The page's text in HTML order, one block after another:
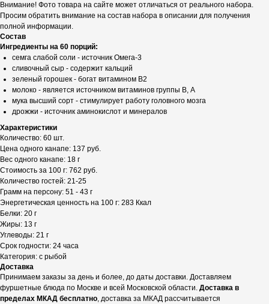
Внимание! Фото товара на сайте может отличаться от реального набора.
Просим обратить внимание на состав набора в описании для получения
полной информации.
Состав
Ингредиенты на 60 порций:
семга слабой соли - источник Омега-3
сливочный сыр - содержит кальций
зеленый горошек - богат витамином В2
молоко - является источником витаминов группы В, А
мука высший сорт - стимулирует работу головного мозга
дрожжи - источник аминокислот и минералов
Характеристики
Количество: 60 шт.
Цена одного канапе: 137 руб.
Вес одного канапе: 18 г
Стоимость за 100 г: 762 руб.
Количество гостей: 21-25
Грамм на персону: 51 - 43 г
Энергетическая ценность на 100 г: 283 Ккал
Белки: 20 г
Жиры: 13 г
Углеводы: 21 г
Срок годности: 24 часа
Категория: с рыбой
Доставка
Принимаем заказы за день и более, до даты доставки. Доставляем
фуршетные блюда по Москве и всей Московской области. Доставка в
пределах МКАД бесплатно, доставка за МКАД рассчитывается